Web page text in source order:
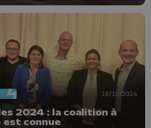
18/10/2024
2024 : la coalition à
est connue